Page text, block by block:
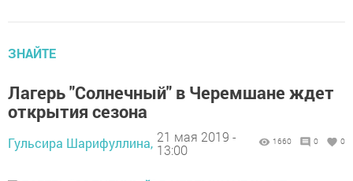
ЗНАЙТЕ
Лагерь "Солнечный" в Черемшане ждет
открытия сезона
Гульсира Шарифуллина, 21 мая 2019 -
13:00
1660 0 0